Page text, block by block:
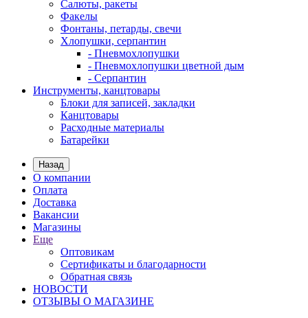
Салюты, ракеты
Факелы
Фонтаны, петарды, свечи
Хлопушки, серпантин
- Пневмохлопушки
- Пневмохлопушки цветной дым
- Серпантин
Инструменты, канцтовары
Блоки для записей, закладки
Канцтовары
Расходные материалы
Батарейки
Назад
О компании
Оплата
Доставка
Вакансии
Магазины
Еще
Оптовикам
Сертификаты и благодарности
Обратная связь
НОВОСТИ
ОТЗЫВЫ О МАГАЗИНЕ